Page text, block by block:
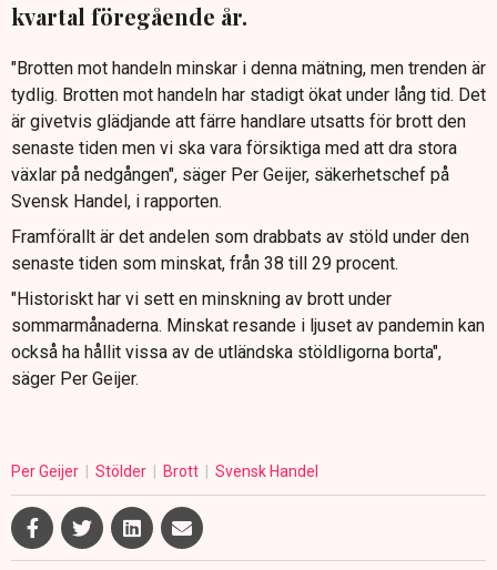
kvartal föregående år.
"Brotten mot handeln minskar i denna mätning, men trenden är
tydlig. Brotten mot handeln har stadigt ökat under lång tid. Det
är givetvis glädjande att färre handlare utsatts för brott den
senaste tiden men vi ska vara försiktiga med att dra stora
växlar på nedgången", säger Per Geijer, säkerhetschef på
Svensk Handel, i rapporten.
Framförallt är det andelen som drabbats av stöld under den
senaste tiden som minskat, från 38 till 29 procent.
"Historiskt har vi sett en minskning av brott under
sommarmånaderna. Minskat resande i ljuset av pandemin kan
också ha hållit vissa av de utländska stöldligorna borta",
säger Per Geijer.
Per Geijer Stölder Brott Svensk Handel